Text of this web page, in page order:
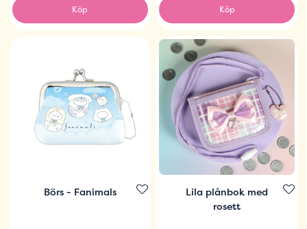
Köp Köp
Börs - Fanimals
Lila plånbok med
rosett